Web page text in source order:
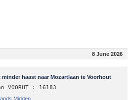
8 June 2026
haast naar Mozartlaan te Voorhout
VOORHT : 16183
Midden